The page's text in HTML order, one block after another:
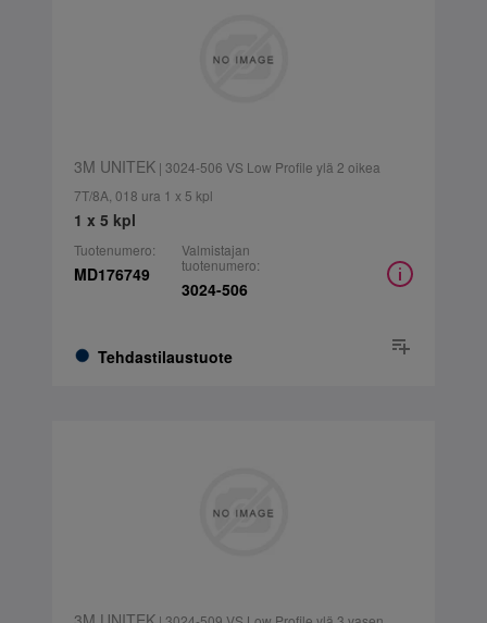
3M UNITEK| 3024-506 VS Low Profile ylä 2 oikea
7T/8A, 018 ura 1 x 5 kpl
1 x 5 kpl
Tuotenumero:
MD176749
Tehdastilaustuote
Valmistajan
tuotenumero:
3024-506